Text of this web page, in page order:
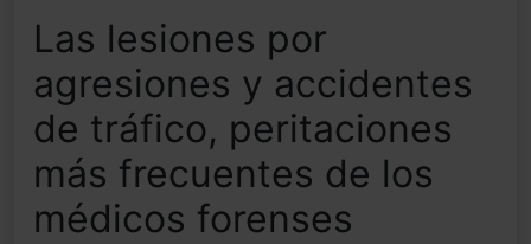
Las lesiones por
agresiones y accidentes
de tráfico, peritaciones
más frecuentes de los
médicos forenses